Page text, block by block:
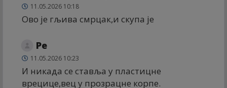
11.05.2026 10:18
Ово је гљива смрцак,и скупа је
Ре
11.05.2026 10:23
И никада се ставља у пластицне
врецице,вец у прозрацне корпе.